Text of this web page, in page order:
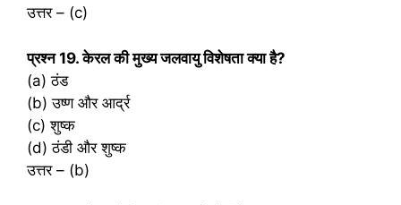
उत्तर – (c)
प्रश्‍न 19. केरल की मुख्य जलवायु विशेषता क्या है?
(a) ठंड
(b) उष्ण और आर्द्र
(c) शुष्क
(d) ठंडी और शुष्क
उत्तर – (b)